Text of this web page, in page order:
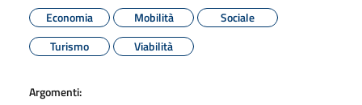
Economia
Mobilità
Sociale
Turismo
Viabilità
Argomenti: